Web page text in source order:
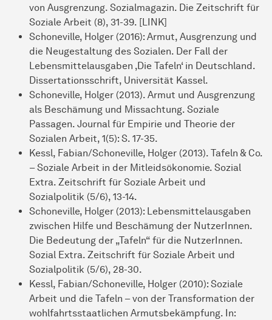
von Ausgrenzung. Sozialmagazin. Die Zeitschrift für
Soziale Arbeit (8), 31-39. [LINK]
Schoneville, Holger (2016): Armut, Ausgrenzung und
die Neugestaltung des Sozialen. Der Fall der
Lebensmittelausgaben ‚Die Tafeln‘ in Deutschland.
Dissertationsschrift, Universität Kassel.
Schoneville, Holger (2013). Armut und Ausgrenzung
als Beschämung und Missachtung. Soziale
Passagen. Journal für Empirie und Theorie der
Sozialen Arbeit, 1(5): S. 17-35.
Kessl, Fabian/Schoneville, Holger (2013). Tafeln & Co.
– Soziale Arbeit in der Mitleidsökonomie. Sozial
Extra. Zeitschrift für Soziale Arbeit und
Sozialpolitik (5/6), 13-14.
Schoneville, Holger (2013): Lebensmittelausgaben
zwischen Hilfe und Beschämung der NutzerInnen.
Die Bedeutung der „Tafeln“ für die NutzerInnen.
Sozial Extra. Zeitschrift für Soziale Arbeit und
Sozialpolitik (5/6), 28-30.
Kessl, Fabian/Schoneville, Holger (2010): Soziale
Arbeit und die Tafeln – von der Transformation der
wohlfahrtsstaatlichen Armutsbekämpfung. In: